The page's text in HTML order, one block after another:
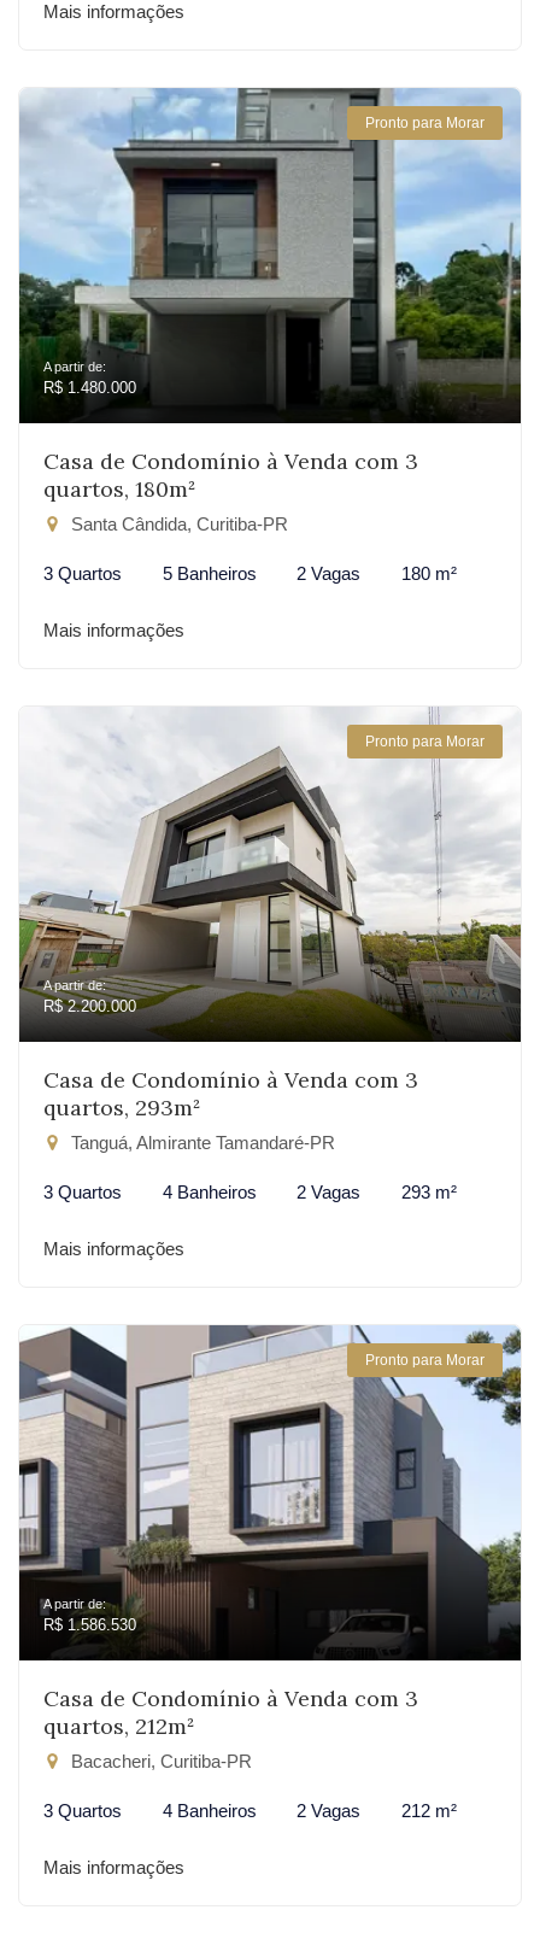
Mais informações
Pronto para Morar
A partir de:
R$ 1.480.000
Casa de Condomínio à Venda com 3
quartos, 180m²
Santa Cândida, Curitiba-PR
3 Quartos 5 Banheiros 2 Vagas 180 m²
Mais informações
Pronto para Morar
A partir de:
R$ 2.200.000
Casa de Condomínio à Venda com 3
quartos, 293m²
Tanguá, Almirante Tamandaré-PR
3 Quartos 4 Banheiros 2 Vagas 293 m²
Mais informações
Pronto para Morar
A partir de:
R$ 1.586.530
Casa de Condomínio à Venda com 3
quartos, 212m²
Bacacheri, Curitiba-PR
3 Quartos 4 Banheiros 2 Vagas 212 m²
Mais informações